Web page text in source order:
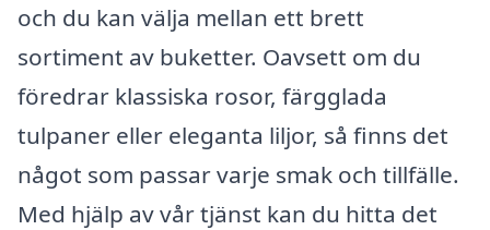
och du kan välja mellan ett brett
sortiment av buketter. Oavsett om du
föredrar klassiska rosor, färgglada
tulpaner eller eleganta liljor, så finns det
något som passar varje smak och tillfälle.
Med hjälp av vår tjänst kan du hitta det